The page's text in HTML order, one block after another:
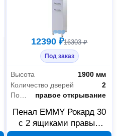
12390 ₽16303 ₽
Под заказ
Высота
1900 мм
Количество дверей
2
Позиционирование дверей
правое открывание
Пенал EMMY Рокард 30
с 2 ящиками правый